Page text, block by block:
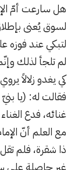
هل سارعت أمّ
لسوق يُعنى
لتبكي عند فوزه
لم تلجأ لذلك
كي يغدو زلالاً
فقالت له: (يا
غنائه، فدع
مع العلم أنّ
ذا شقرة، فلم